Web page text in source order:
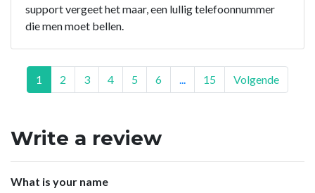
support vergeet het maar, een lullig telefoonnummer
die men moet bellen.
1 2 3 4 5 6 15 Volgende
Write a review
What is your name